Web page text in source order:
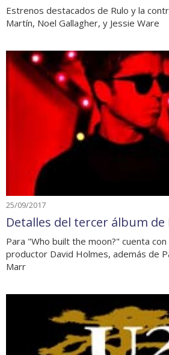
Estrenos destacados de Rulo y la
Martín, Noel Gallagher, y Jessie Ware
25/09/2017
Detalles del tercer álbum
Para "Who built the moon?" cuenta
productor David Holmes, además de
Marr